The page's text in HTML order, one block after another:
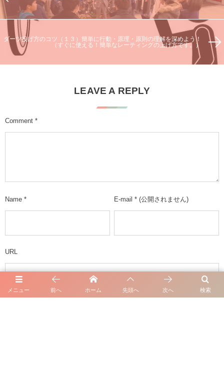
ダーツ投げ方のコツ（１３）簡単に行動・原理・原則の理解を深めよう！
（すぐに使える！簡単なレーティングの上げ方です。）
LEAVE A REPLY
Comment *
Name * E-mail * (公開されません)
URL
メニュー 検索
前へ ホーム 先頭へ 次へ